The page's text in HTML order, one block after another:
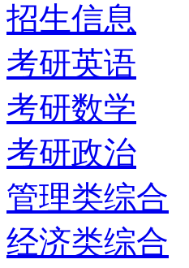
招生信息
考研英语
考研数学
考研政治
管理类综合
经济类综合